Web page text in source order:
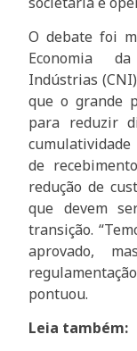
O debate foi
Economia
Indústrias
que o grande
para reduzir
de
redução de
que devem
transição.
aprovado,
pontuou.
Leia também: